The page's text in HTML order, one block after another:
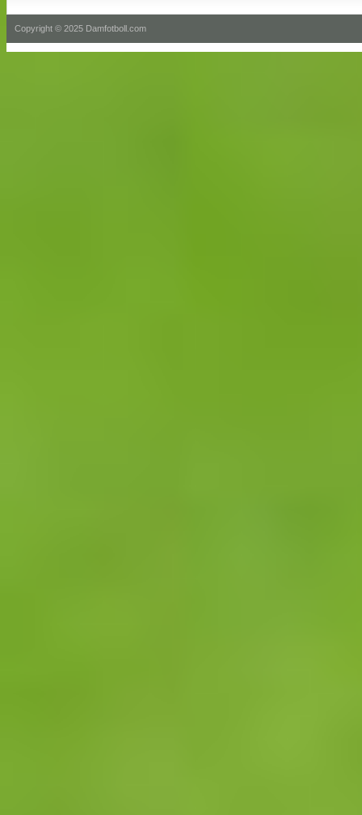
Copyright © 2025 Damfotboll.com